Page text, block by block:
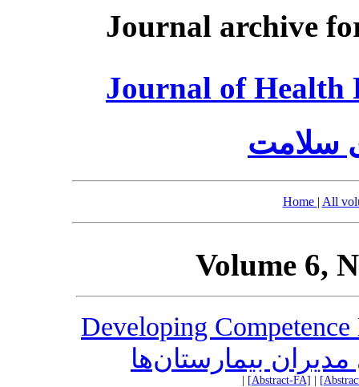
Journal archive
Journal of Health
سلامت
Home | All
Volume 6,
Developing
بیمارستان‌ها
[Abstract-FA]